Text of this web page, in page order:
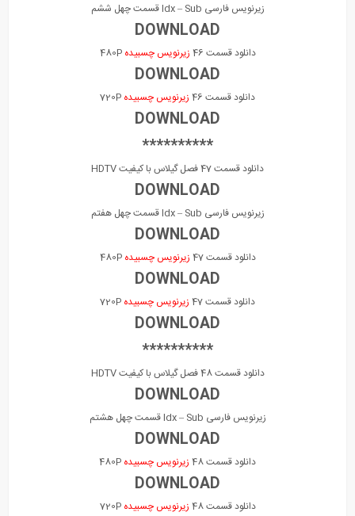
زیرنویس فارسی Idx – Sub قسمت چهل ششم
DOWNLOAD
دانلود قسمت 46 زیرنویس چسبیده 480P
DOWNLOAD
دانلود قسمت 46 زیرنویس چسبیده
DOWNLOAD
**********
دانلود قسمت 47 فصل گیلاس با کیفیت HDTV
DOWNLOAD
زیرنویس فارسی Idx – Sub قسمت چهل هفتم
DOWNLOAD
دانلود قسمت 47 زیرنویس چسبیده 480P
DOWNLOAD
دانلود قسمت 47 زیرنویس چسبیده
DOWNLOAD
**********
دانلود قسمت 48 فصل گیلاس با کیفیت HDTV
DOWNLOAD
زیرنویس فارسی Idx – Sub قسمت چهل هشتم
DOWNLOAD
دانلود قسمت 48 زیرنویس چسبیده
DOWNLOAD
دانلود قسمت 48 زیرنویس چسبیده 720P